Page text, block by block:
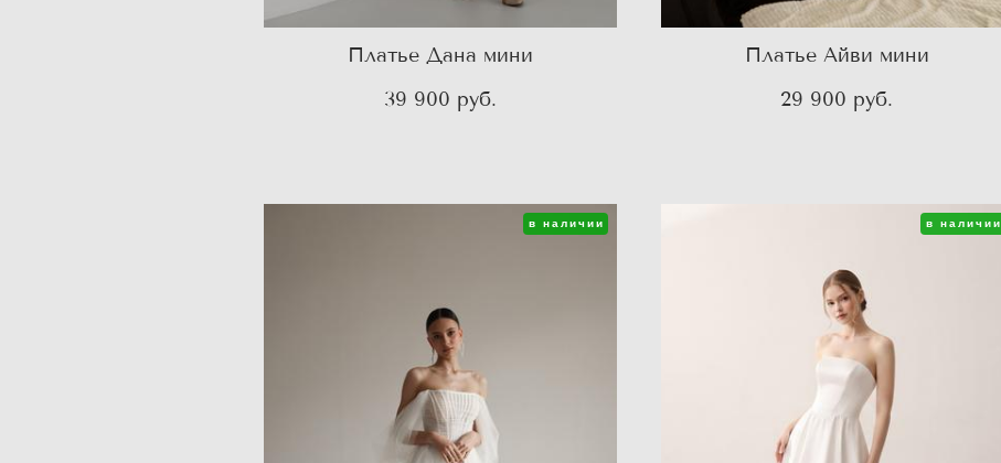
Платье Дана мини
39 900 pуб.
Платье Айви мини
29 900 pуб.
в наличии в наличии